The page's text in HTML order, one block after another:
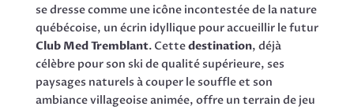
se dresse comme une icône incontestée de la nature
québécoise, un écrin idyllique pour accueillir le futur
Club Med Tremblant. Cettedestination, déjà
célèbre pour son ski de qualité supérieure, ses
paysages naturels à couper le souffle et son
ambiance villageoise animée, offre un terrain de jeu